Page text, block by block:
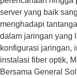
server yang baik
menghadapi
dalam jaringan yang
konfigurasi jaringan,
instalasi fiber optik,
Bersama General